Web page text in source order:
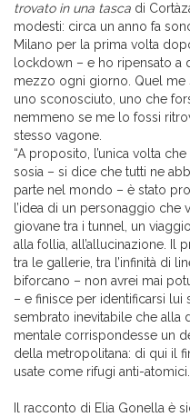
trovato in una tasca di
modesti: circa un anno fa
Milano per la prima volta
lockdown – e ho ripensato a
mezzo ogni giorno. Quel me
uno sconosciuto, uno che
nemmeno se me lo fossi
stesso vagone.
“A proposito, l’unica volta
sosia – si dice che tutti ne
parte nel mondo – è stato
l’idea di un personaggio che
giovane tra i tunnel, un
alla follia, all’allucinazione. Il
tra le gallerie, tra l’infinità di
biforcano – non avrei mai
– e finisce per identificarsi
sembrato inevitabile che alla
mentale corrispondesse un
della metropolitana: di qui il
usate come rifugi anti-
Il racconto di Elia Gonella è